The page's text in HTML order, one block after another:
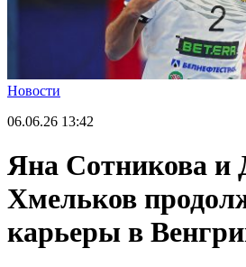
Новости
06.06.26 13:42
Яна Сотникова и
Хмельков
карьеры в